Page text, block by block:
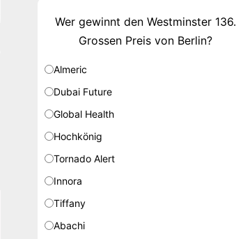
Wer gewinnt den Westminster 136.
Grossen Preis von Berlin?
Almeric
Dubai Future
Global Health
Hochkönig
Tornado Alert
Innora
Tiffany
Abachi